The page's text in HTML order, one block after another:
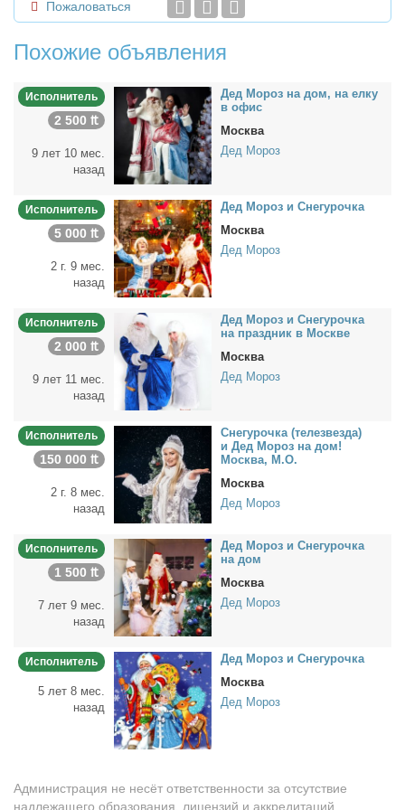
Пожаловаться
Похожие объявления
Исполнитель
2 500 ₶
9 лет 10 мес.
назад
Дед Мо­роз на дом, на ел­ку
в офис
Москва
Дед Мороз
Исполнитель
5 000 ₶
2 г. 9 мес.
назад
Дед Мо­роз и Сне­гу­роч­ка
Москва
Дед Мороз
Исполнитель
2 000 ₶
9 лет 11 мес.
назад
Дед Мо­роз и Сне­гу­роч­ка
на празд­ник в Москве
Москва
Дед Мороз
Исполнитель
150 000 ₶
2 г. 8 мес.
назад
Сне­гу­роч­ка (те­лезвез­да)
и Дед Мо­роз на дом!
Москва, М.О.
Москва
Дед Мороз
Исполнитель
1 500 ₶
7 лет 9 мес.
назад
Дед Мо­роз и Сне­гу­роч­ка
на дом
Москва
Дед Мороз
Исполнитель
5 лет 8 мес.
назад
Дед Мо­роз и Сне­гу­роч­ка
Москва
Дед Мороз
Администрация не несёт ответственности за отсутствие
надлежащего образования, лицензий и аккредитаций